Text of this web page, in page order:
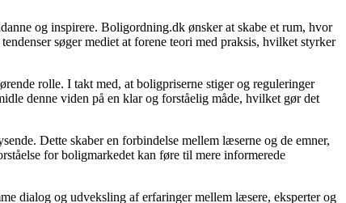
og inspirere. Boligordning.dk ønsker at skabe et rum, hvor
søger mediet at forene teori med praksis, hvilket styrker
rolle. I takt med, at boligpriserne stiger og reguleringer
denne viden på en klar og forståelig måde, hvilket gør det
Dette skaber en forbindelse mellem læserne og de emner,
for boligmarkedet kan føre til mere informerede
dialog og udveksling af erfaringer mellem læsere, eksperter og